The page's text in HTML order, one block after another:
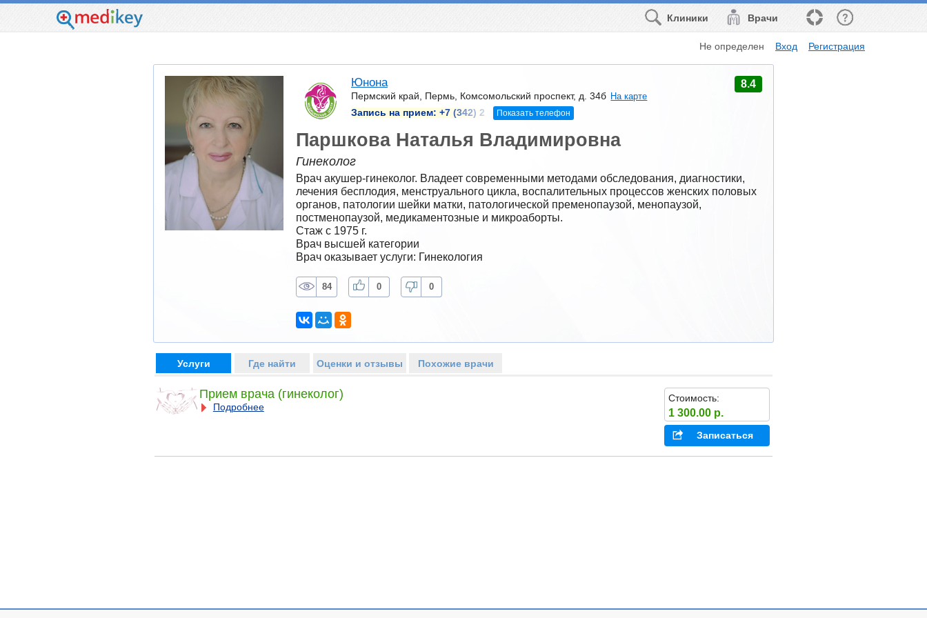
Врачи
Клиники
Не определен Вход Регистрация
Юнона
Пермский край, Пермь, Комсомольский проспект, д. 34б На карте
Запись на прием: +7 (342) 2 Показать телефон
8.4
Паршкова Наталья Владимировна
Гинеколог
Врач акушер-гинеколог. Владеет современными методами обследования, диагностики,
лечения бесплодия, менструального цикла, воспалительных процессов женских половых
органов, патологии шейки матки, патологической пременопаузой, менопаузой,
постменопаузой, медикаментозные и микроаборты.
Стаж с 1975 г.
Врач высшей категории
Врач оказывает услуги: Гинекология
84 0 0
Услуги Где найти Оценки и отзывы Похожие врачи
Прием врача (гинеколог)
Подробнее
Стоимость:
1 300.00 р.
Записаться